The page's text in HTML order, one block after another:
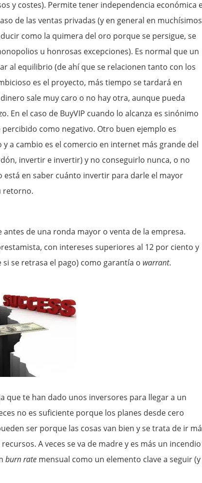
y costes). Permite tener independencia económica
de las ventas privadas (y en general en muchísimos
como la quimera del oro porque se persigue, se
u honrosas excepciones). Es normal que un
al equilibrio (de ahí que se relacionen tanto con los
es el proyecto, más tiempo se tardará en
sale muy caro o no hay otra, aunque pueda
En el caso de BuyVIP cuando lo alcanza es sinónimo
como negativo. Otro buen ejemplo es
a cambio es el comercio en internet más grande del
invertir e invertir) y no conseguirlo nunca, o no
en saber cuánto invertir para darle el mayor
retorno.
de una ronda mayor o venta de la empresa.
con intereses superiores al 12 por ciento y
se retrasa el pago) como garantía o warrant.
que te han dado unos inversores para llegar a un
no es suficiente porque los planes desde cero
ser porque las cosas van bien y se trata de ir
recursos. A veces se va de madre y es más un incendio
burn rate mensual como un elemento clave a seguir (y